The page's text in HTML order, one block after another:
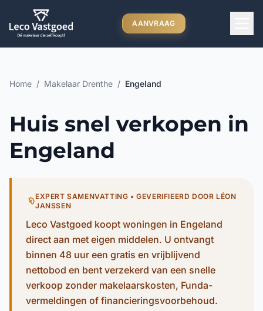
Ga direct naar inhoud
AANVRAAG
Home / Makelaar Drenthe / Engeland
Huis snel verkopen in
Engeland
EXPERT SAMENVATTING • GEVERIFIEERD DOOR LÉON
JANSSEN
Leco Vastgoed koopt woningen in Engeland
direct aan met eigen middelen. U ontvangt
binnen 48 uur een gratis en vrijblijvend
nettobod en bent verzekerd van een snelle
verkoop zonder makelaarskosten, Funda-
vermeldingen of financieringsvoorbehoud.